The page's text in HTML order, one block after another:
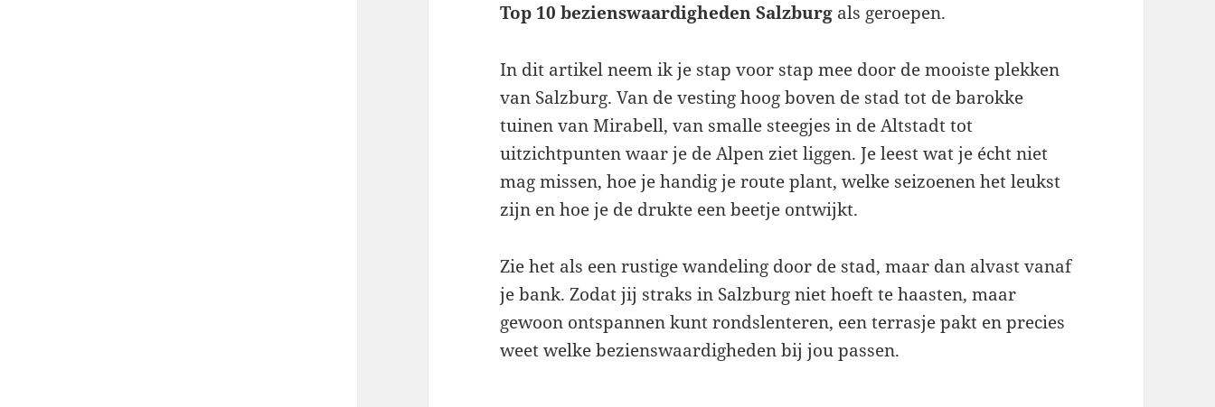
Top 10 bezienswaardigheden Salzburg als geroepen.
In dit artikel neem ik je stap voor stap mee door de mooiste plekken
van Salzburg. Van de vesting hoog boven de stad tot de barokke
tuinen van Mirabell, van smalle steegjes in de Altstadt tot
uitzichtpunten waar je de Alpen ziet liggen. Je leest wat je écht niet
mag missen, hoe je handig je route plant, welke seizoenen het leukst
zijn en hoe je de drukte een beetje ontwijkt.
Zie het als een rustige wandeling door de stad, maar dan alvast vanaf
je bank. Zodat jij straks in Salzburg niet hoeft te haasten, maar
gewoon ontspannen kunt rondslenteren, een terrasje pakt en precies
weet welke bezienswaardigheden bij jou passen.